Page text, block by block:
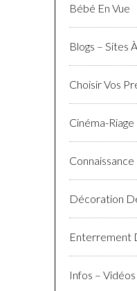
Bébé En Vue
Blogs – Sites
Choisir Vos
Cinéma-Riage
Décoration
Enterrement
Infos –